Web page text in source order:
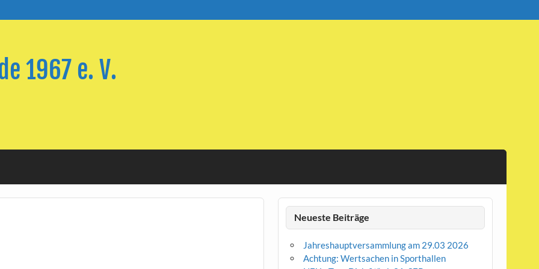
1967 e. V.
Neueste Beiträge
Jahreshauptversammlung am 29.03 2026
Achtung: Wertsachen in Sporthallen